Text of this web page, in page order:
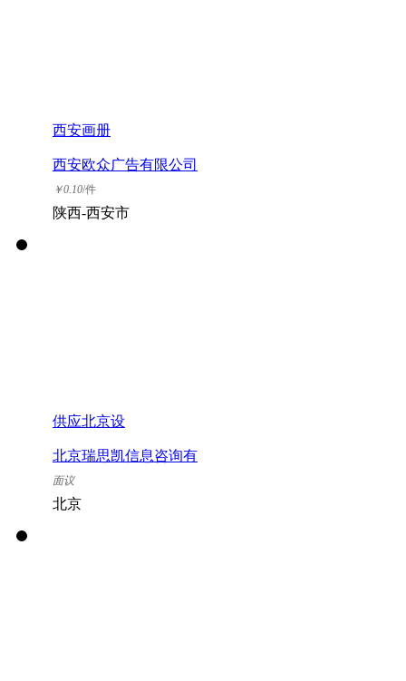
西安画册
西安欧众广告有限公司
￥0.10/件
陕西-西安市
供应北京设
北京瑞思凯信息咨询有
限公司
面议
北京